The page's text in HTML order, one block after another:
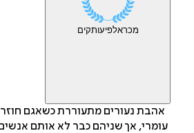
מכראלפיעותקים
אהבת נעורים מתעוררת כשאגם
עומרי, אך שניהם כבר לא אותם